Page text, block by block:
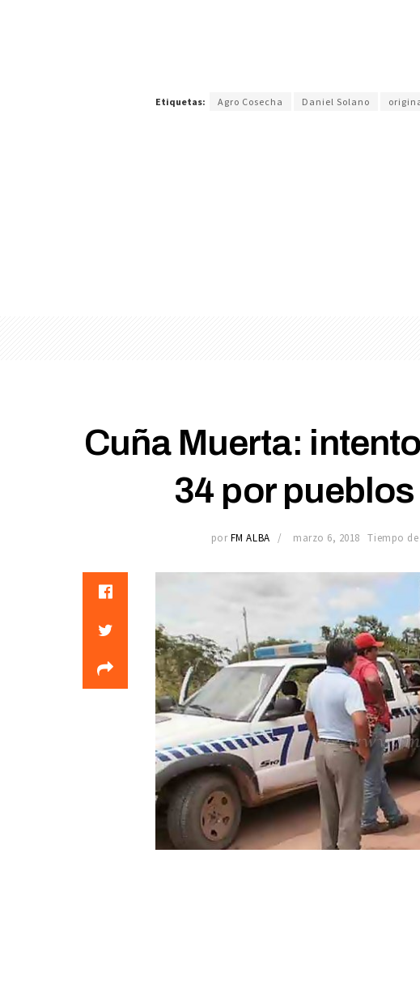
Etiquetas: Agro Cosecha Daniel Solano
Cuña Muerta:
34 por
por FM ALBA marzo 6, 2018 Tiempo